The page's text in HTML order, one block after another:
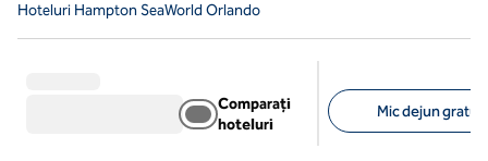
Hoteluri Hampton SeaWorld Orlando
Comparați
hoteluri
Mic dejun